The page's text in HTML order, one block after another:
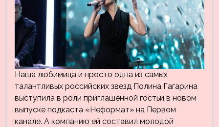
Наша любимица и просто одна из самых
талантливых российских звезд Полина Гагарина
выступила в роли приглашенной гостьи в новом
выпуске подкаста «Неформат» на Первом
канале. А компанию ей составил молодой